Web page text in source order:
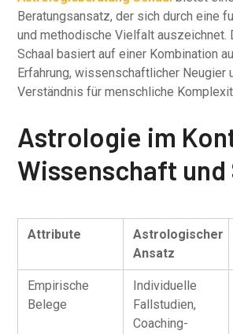
Beratungsansatz, der sich durch eine
und methodische Vielfalt auszeichnet.
Schaal basiert auf einer Kombination
Erfahrung, wissenschaftlicher Neugier
Verständnis für menschliche
Astrologie im
Wissenschaft und
Attribute
Astrologischer
Ansatz
Empirische
Belege
Individuelle
Fallstudien,
Coaching-